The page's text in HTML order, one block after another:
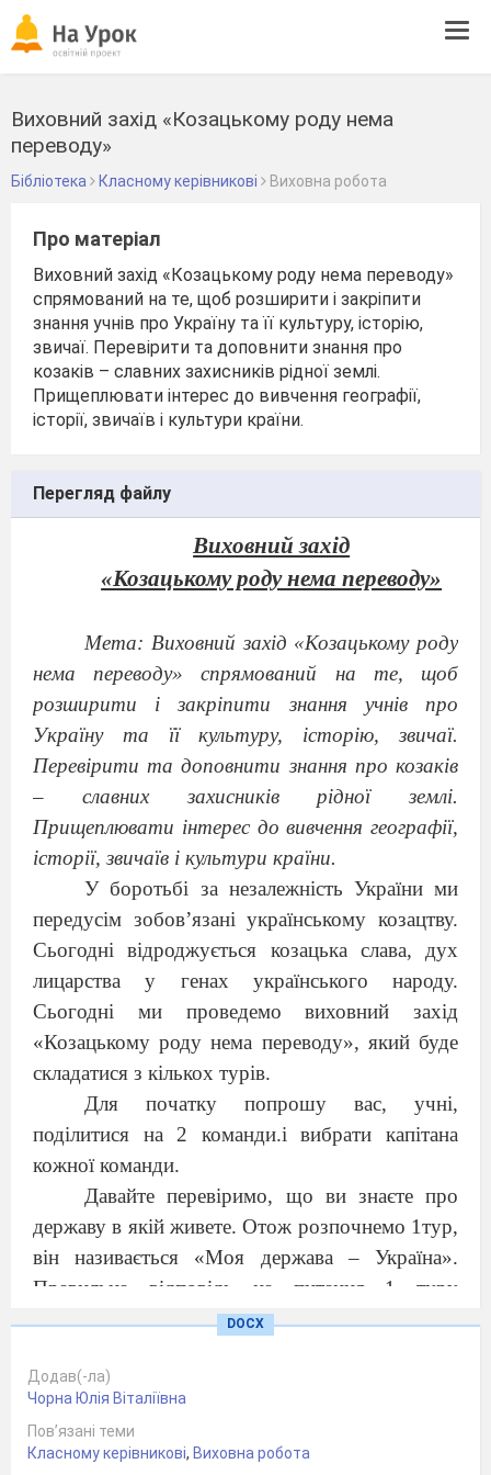
Виховний захід «Козацькому роду нема
переводу»
Бібліотека Класному керівникові Виховна робота
Про матеріал
Виховний захід «Козацькому роду нема переводу»
спрямований на те, щоб розширити і закріпити
знання учнів про Україну та її культуру, історію,
звичаї. Перевірити та доповнити знання про
козаків – славних захисників рідної землі.
Прищеплювати інтерес до вивчення географії,
історії, звичаїв і культури країни.
Перегляд файлу
Виховний захід
«Козацькому роду нема переводу»
Мета: Виховний захід «Козацькому роду
нема переводу» спрямований на те, щоб
розширити і закріпити знання учнів про
Україну та її культуру, історію, звичаї.
Перевірити та доповнити знання про козаків
– славних захисників рідної землі.
Прищеплювати інтерес до вивчення географії,
історії, звичаїв і культури країни.
У боротьбі за незалежність України ми
передусім зобов’язані українському козацтву.
Сьогодні відроджується козацька слава, дух
лицарства у генах українського народу.
Сьогодні ми проведемо виховний захід
«Козацькому роду нема переводу», який буде
складатися з кількох турів.
Для початку попрошу вас, учні,
поділитися на 2 команди.івибрати капітана
кожної команди.
Давайте перевіримо, що ви знаєте про
державу в якій живете. Отож розпочнемо 1тур,
він називається «Моя держава – Україна».
Правильна відповідь на питання 1 туру
1. Назвіть головних керівників нашої
держави (Президент, Голова Верховної Ради,
Прем’єр-міністр).
DOCX
Додав(-ла)
Чорна Юлія Віталіївна
Пов’язані теми
Класному керівникові, Виховна робота